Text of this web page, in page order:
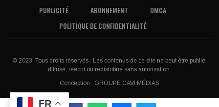
PUBLICITÉ
ABONNEMENT
DMCA
POLITIQUE DE CONFIDENTIALITÉ
© 2023, Tous droits réservés . Les contenus de ce site ne peut être publié,
diffusé, réécrit ou redistribué sans autorisation.
Conception : GROUPE CAVI MÉDIAS
FR